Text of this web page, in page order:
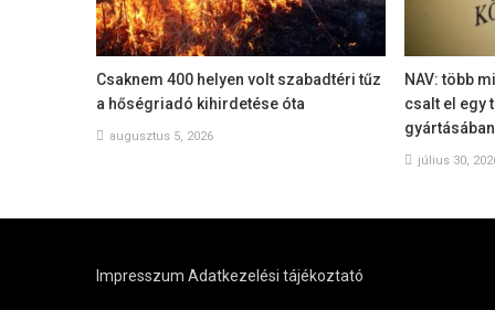
Csaknem 400 helyen volt szabadtéri tűz
a hőségriadó kihirdetése óta
augusztus 5, 2026
NAV: több
csalt el egy
július 30,
Impresszum Adatkezelési tájékoztató